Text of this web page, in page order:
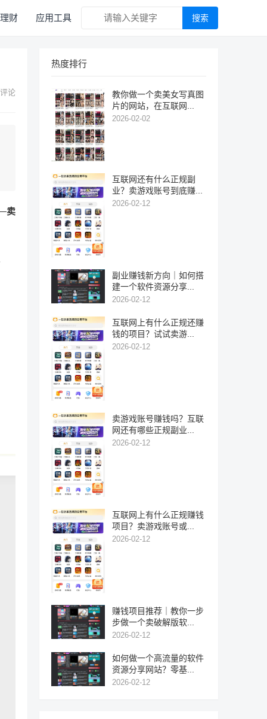
财 应用工具 搜索
论
卖
热度排行
教你做一个卖美女写真图
片的网站，在互联网...
2026-02-02
互联网还有什么正规副
业？卖游戏账号到底赚...
2026-02-12
副业赚钱新方向｜如何搭
建一个软件资源分享...
2026-02-12
互联网上有什么正规还赚
钱的项目？试试卖游...
2026-02-12
卖游戏账号赚钱吗？互联
网还有哪些正规副业...
2026-02-12
互联网上有什么正规赚钱
项目？卖游戏账号或...
2026-02-12
赚钱项目推荐｜教你一步
步做一个卖破解版软...
2026-02-12
如何做一个高流量的软件
资源分享网站？零基...
2026-02-12